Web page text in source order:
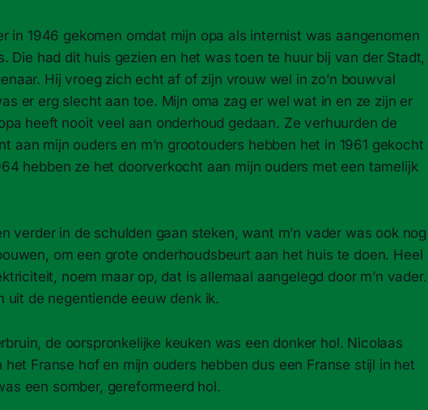
in 1946 gekomen omdat mijn opa als internist was aangenomen
Die had dit huis gezien en het was toen te huur bij van der Stadt,
Hij vroeg zich echt af of zijn vrouw wel in zo’n bouwval
er erg slecht aan toe. Mijn oma zag er wel wat in en ze zijn er
heeft nooit veel aan onderhoud gedaan. Ze verhuurden de
aan mijn ouders en m’n grootouders hebben het in 1961 gekocht
hebben ze het doorverkocht aan mijn ouders met een tamelijk
verder in de schulden gaan steken, want m’n vader was ook nog
om een grote onderhoudsbeurt aan het huis te doen. Heel
noem maar op, dat is allemaal aangelegd door m’n vader.
uit de negentiende eeuw denk ik.
de oorspronkelijke keuken was een donker hol. Nicolaas
Franse hof en mijn ouders hebben dus een Franse stijl in het
een somber, gereformeerd hol.